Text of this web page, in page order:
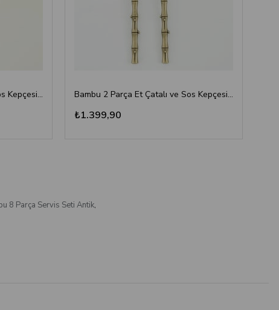
Bambu 2 Parça Et Çatalı ve Sos Kepçesi Seti Altın Bambu 2 Parça Et Çatalı ve Sos Kepçesi Seti Antik Titanyum
₺1.399,90
8 Parça Servis Seti Antik,